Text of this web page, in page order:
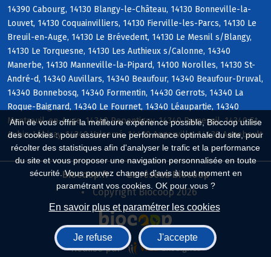
Afin de vous offrir la meilleure expérience possible, Biocoop utilise
des cookies : pour assurer une performance optimale du site, pour
récolter des statistiques afin d'analyser le trafic et la performance
du site et vous proposer une navigation personnalisée en toute
sécurité. Vous pouvez changer d'avis à tout moment en
paramétrant vos cookies. OK pour vous ?
En savoir plus et paramétrer les cookies
Je refuse J'accepte
14390 Cabourg, 14130 Blangy-le-Château, 14130 Bonneville-la-
Louvet, 14130 Coquainvilliers, 14130 Fierville-les-Parcs, 14130 Le
Breuil-en-Auge, 14130 Le Brévedent, 14130 Le Mesnil s/Blangy,
14130 Le Torquesne, 14130 Les Authieux s/Calonne, 14340
Manerbe, 14130 Manneville-la-Pipard, 14100 Norolles, 14130 St-
André-d, 14340 Auvillars, 14340 Beaufour, 14340 Beaufour-Druval,
14340 Bonnebosq, 14340 Formentin, 14430 Gerrots, 14340 La
Roque-Baignard, 14340 Le Fournet, 14340 Léaupartie, 14340
Montreuil-en-Auge, 14340 Repentigny, 14340 Rumesnil, 14340 St-
Aubin-Lébizay, 14340 Valsemé, 14430 Angerville, 14430 Annebault
Biocoop.fr
Le réseau Biocoop
Copyright Biocoop 2026
Réalisé par